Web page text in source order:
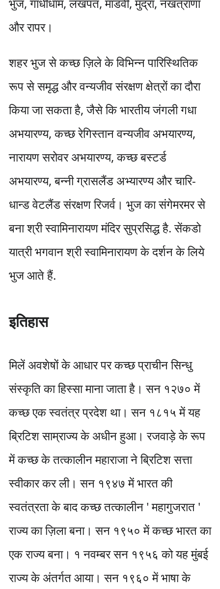
और रापर।
शहर भुज से कच्छ ज़िले के विभिन्न पारिस्थितिक
रूप से समृद्ध और वन्यजीव संरक्षण क्षेत्रों का दौरा
किया जा सकता है, जैसे कि भारतीय जंगली गधा
अभयारण्य, कच्छ रेगिस्तान वन्यजीव अभयारण्य,
नारायण सरोवर अभयारण्य, कच्छ बस्टर्ड
अभयारण्य, बन्नी ग्रासलैंड अभ्यारण्य और चारि-
धान्ड वेटलैंड संरक्षण रिजर्व। भुज का संगेमरमर से
बना श्री स्वामिनारायण मंदिर सुप्रसिद्ध है. सेंकडो
यात्री भगवान श्री स्वामिनारायण के दर्शन के लिये
भुज आते हैं.
इतिहास
मिलें अवशेषों के आधार पर कच्छ प्राचीन सिन्धु
संस्कृति का हिस्सा माना जाता है। सन १२७० में
कच्छ एक स्वतंत्र प्रदेश था। सन १८१५ में यह
ब्रिटिश साम्राज्य के अधीन हुआ। रजवाड़े के रूप
में कच्छ के तत्कालीन महाराजा ने ब्रिटिश सत्ता
स्वीकार कर ली। सन १९४७ में भारत की
स्वतंत्रता के बाद कच्छ तत्कालीन ' महागुजरात '
राज्य का ज़िला बना। सन १९५० में कच्छ भारत का
एक राज्य बना। १ नवम्बर सन १९५६ को यह मुंबई
राज्य के अंतर्गत आया। सन १९६० में भाषा के